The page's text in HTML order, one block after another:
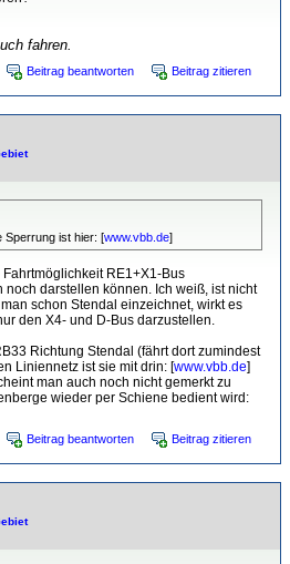
fahren.
Beitrag beantworten Beitrag zitieren
Sperrung ist hier: [www.vbb.de]
RE1+X1-Bus
noch darstellen können. Ich weiß, ist nicht
schon Stendal einzeichnet, wirkt es
den X4- und D-Bus darzustellen.
Richtung Stendal (fährt dort zumindest
Liniennetz ist sie mit drin: [www.vbb.de]
man auch noch nicht gemerkt zu
wieder per Schiene bedient wird:
Beitrag beantworten Beitrag zitieren